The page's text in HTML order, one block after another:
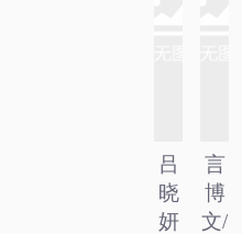
吕
晓
妍
言
博
文/